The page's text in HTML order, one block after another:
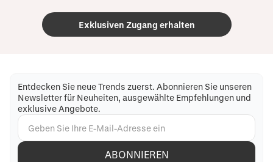
Exklusiven Zugang erhalten
Entdecken Sie neue Trends zuerst. Abonnieren Sie unseren
Newsletter für Neuheiten, ausgewählte Empfehlungen und
exklusive Angebote.
ABONNIEREN